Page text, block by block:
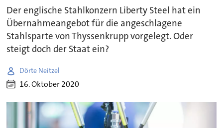
Der englische Stahlkonzern Liberty Steel hat ein
Übernahmeangebot für die angeschlagene
Stahlsparte von Thyssenkrupp vorgelegt. Oder
steigt doch der Staat ein?
Dörte Neitzel
16. Oktober 2020